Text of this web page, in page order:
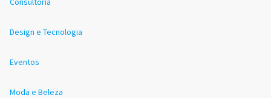
Design e Tecnologia
Eventos
Moda e Beleza